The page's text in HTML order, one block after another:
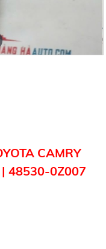
CAMRY
48530-0Z007